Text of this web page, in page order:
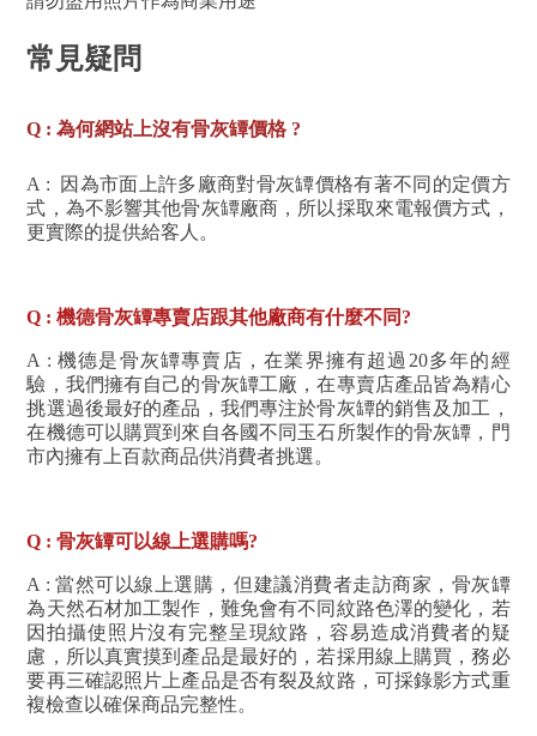
常見疑問
Q : 為何網站上沒有骨灰罈價格 ?
A : 因為市面上許多廠商對骨灰罈價格有著不同的定價方
式，為不影響其他骨灰罈廠商，所以採取來電報價方式，
更實際的提供給客人。
Q : 機德骨灰罈專賣店跟其他廠商有什麼不同?
A : 機德是骨灰罈專賣店，在業界擁有超過20多年的經
驗，我們擁有自己的骨灰罈工廠，在專賣店產品皆為精心
挑選過後最好的產品，我們專注於骨灰罈的銷售及加工 ，
在機德可以購買到來自各國不同玉石所製作的骨灰罈，門
市內擁有上百款商品供消費者挑選。
Q : 骨灰罈可以線上選購嗎?
A : 當然可以線上選購，但建議消費者走訪商家，骨灰罈
為天然石材加工製作，難免會有不同紋路色澤的變化，若
因拍攝使照片沒有完整呈現紋路，容易造成消費者的疑
慮，所以真實摸到產品是最好的，若採用線上購買，務必
要再三確認照片上產品是否有裂及紋路，可採錄影方式重
複檢查以確保商品完整性。